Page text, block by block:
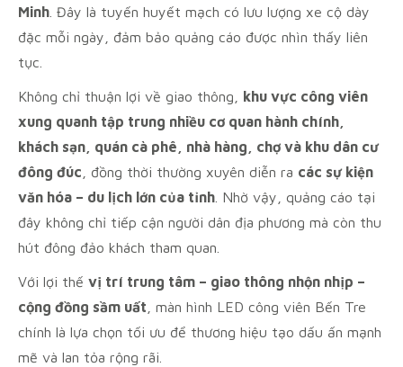
Minh . Đây là tuyến huyết mạch có lưu lượng xe cộ dày
đặc mỗi ngày, đảm bảo quảng cáo được nhìn thấy liên
tục.
Không chỉ thuận lợi về giao thông,
khu vực công viên
xung quanh tập trung nhiều cơ quan hành chính,
khách sạn, quán cà phê, nhà hàng, chợ và khu dân cư
đông đúc , đồng thời thường xuyên diễn ra các sự kiện
văn hóa – du lịch lớn của tỉnh . Nhờ vậy, quảng cáo tại
đây không chỉ tiếp cận người dân địa phương mà còn thu
hút đông đảo khách tham quan.
Với lợi thế vị trí trung tâm – giao thông nhộn nhịp –
cộng đồng sầm uất , màn hình LED công viên Bến Tre
chính là lựa chọn tối ưu để thương hiệu tạo dấu ấn mạnh
mẽ và lan tỏa rộng rãi.